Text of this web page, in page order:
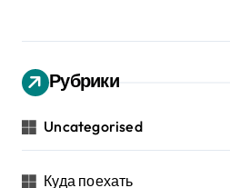
Рубрики
Uncategorised
Куда поехать